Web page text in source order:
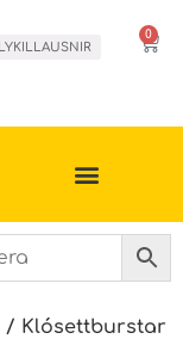
LYKILLAUSNIR
0
/ Klósettburstar